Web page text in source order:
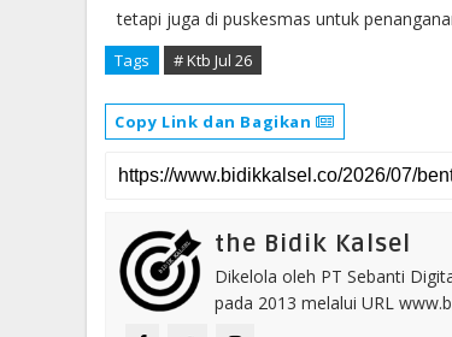
tetapi juga di puskesmas untuk
Tags # Ktb Jul 26
Copy Link dan Bagikan
the Bidik Kalsel
Dikelola oleh PT Sebanti
pada 2013 melalui URL